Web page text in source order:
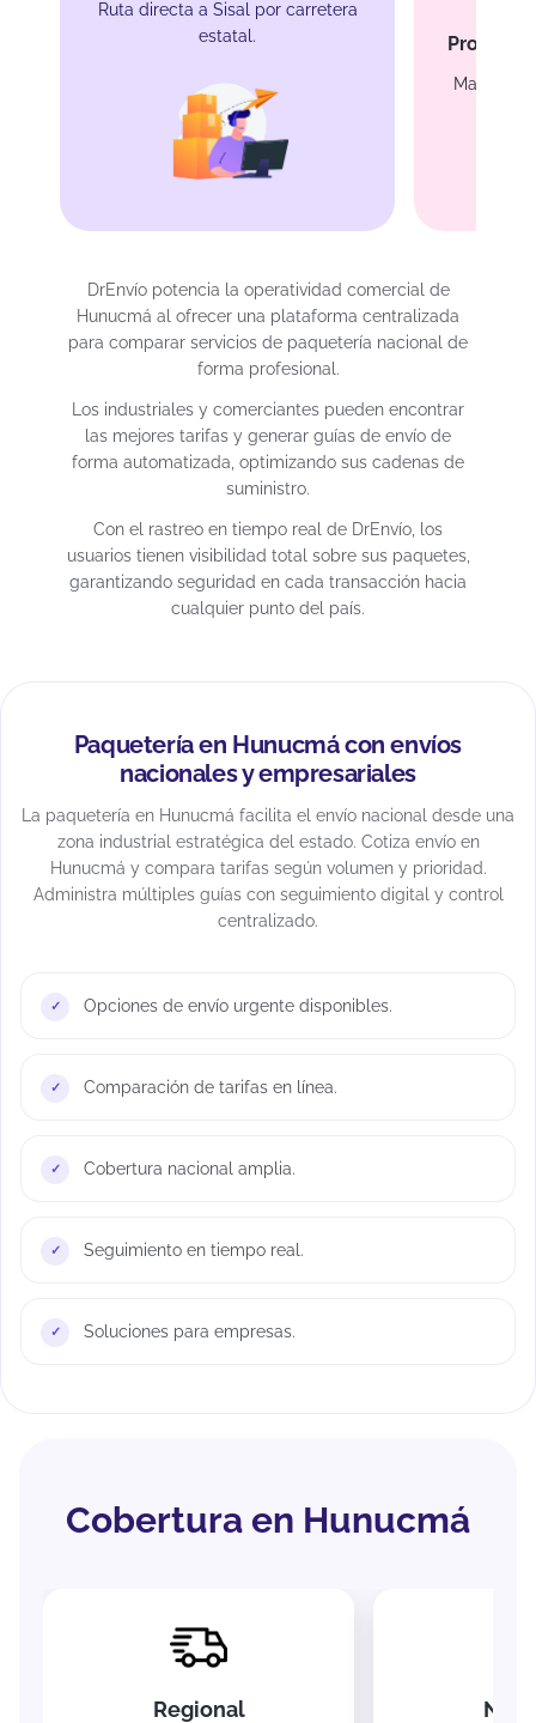
Ruta directa a Sisal por carretera
estatal.
Manejo
DrEnvío potencia la operatividad comercial de
Hunucmá al ofrecer una plataforma centralizada
para comparar servicios de paquetería nacional de
forma profesional.
Los industriales y comerciantes pueden encontrar
las mejores tarifas y generar guías de envío de
forma automatizada, optimizando sus cadenas de
suministro.
Con el rastreo en tiempo real de DrEnvío, los
usuarios tienen visibilidad total sobre sus paquetes,
garantizando seguridad en cada transacción hacia
cualquier punto del país.
Paquetería en Hunucmá con envíos
nacionales y empresariales
La paquetería en Hunucmá facilita el envío nacional desde una
zona industrial estratégica del estado. Cotiza envío en
Hunucmá y compara tarifas según volumen y prioridad.
Administra múltiples guías con seguimiento digital y control
centralizado.
Opciones de envío urgente disponibles.
Comparación de tarifas en línea.
Cobertura nacional amplia.
Seguimiento en tiempo real.
Soluciones para empresas.
Cobertura en Hunucmá
Regional